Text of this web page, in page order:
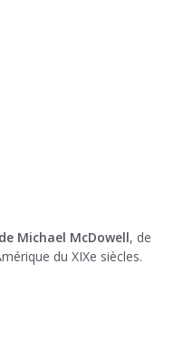
Michael McDowell, de
du XIXe siècles.